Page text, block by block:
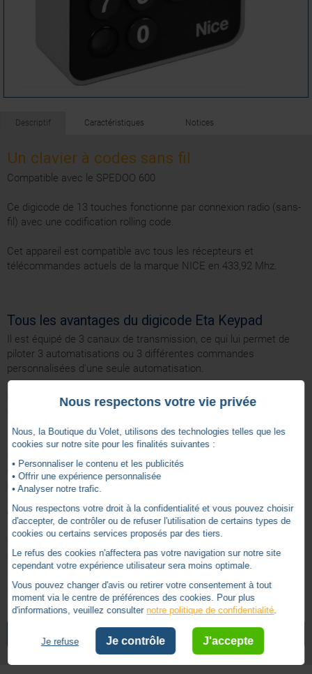
Descriptif Caractéristiques Notices
Un clavier à codes sans fil
Compatible avec le SPEDOO 600
Ce digicode de 13 touches fonctionne par connexion radio (sans-
fil) avec une codification rolling code.
Cet appareil est compatible avc tous les récepteurs et
télécommandes actuels de la marque NICE en 433,92 Mhz.
Tous les avantages du digicode Eta Keypad
Il est équipé de 3 canaux de transmission, ce qui lui permet de
piloter 3 automatisations ou 3 différentes commandes
personnalisées d'une seule automatisation.
Une installation très facille puisqu'aucun câblage n'est à faire. La
portée radio du digicode est de 25 mètres sans obstacles et de
15 mètres à l'intérieur.
combinaison qui est composée de 0 à 8 chiffres, ce qui permet
de générer 99 999 999 de combinaisons possibles !
fusion de métal (IP54).
lors de l'appui puis s'éteind automatiquement.
De plus, le capteur de luminosité active l'éclairage du clavier
uniquement lorsque cela s'avère nécessaire.
Fréquence (MHz) 433.92
Nombre de canaux 2 à 5 canaux
Technologie Radio
DOCUMENTATION TECHNIQUE NIEDSWG
VOIR TOUS LES ARTICLESNICE
Nous respectons votre vie privée
Nous, la Boutique du Volet, utilisons des technologies telles que les
cookies sur notre site pour les finalités suivantes :
• Personnaliser le contenu et les publicités
• Offrir une expérience personnalisée
• Analyser notre trafic.
Nous respectons votre droit à la confidentialité et vous pouvez choisir
d'accepter, de contrôler ou de refuser l'utilisation de certains types de
cookies ou certains services proposés par des tiers.
Le refus des cookies n'affectera pas votre navigation sur notre site
cependant votre expérience utilisateur sera moins optimale.
Vous pouvez changer d'avis ou retirer votre consentement à tout
moment via le centre de préférences des cookies. Pour plus
d'informations, veuillez consulter notre politique de confidentialité.
Je refuse Je contrôle J'accepte